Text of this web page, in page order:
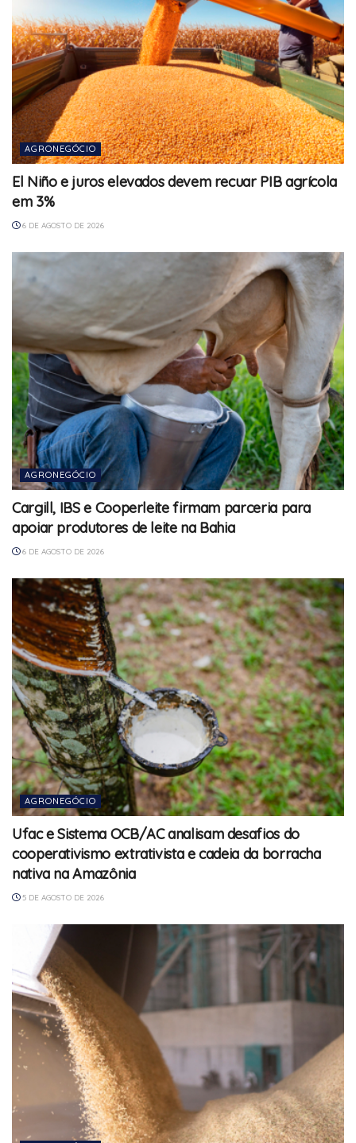
AGRONEGÓCIO
El Niño e juros elevados devem recuar PIB agrícola
em 3%
6 DE AGOSTO DE 2026
AGRONEGÓCIO
Cargill, IBS e Cooperleite firmam parceria para
apoiar produtores de leite na Bahia
6 DE AGOSTO DE 2026
AGRONEGÓCIO
Ufac e Sistema OCB/AC analisam desafios do
cooperativismo extrativista e cadeia da borracha
nativa na Amazônia
5 DE AGOSTO DE 2026